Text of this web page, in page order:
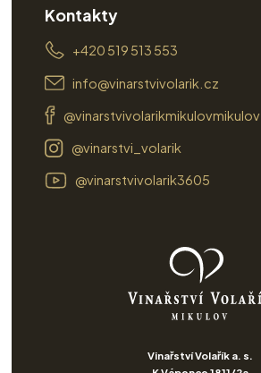
Kontakty
+420 519 513 553
info@vinarstvivolarik.cz
@vinarstvivolarikmikulovmikulov
@vinarstvi_volarik
@vinarstvivolarik3605
Vinařství Volařík a. s.